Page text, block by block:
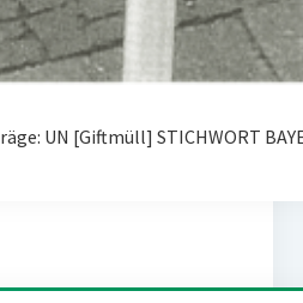
UN [Giftmüll] STICHWORT